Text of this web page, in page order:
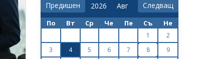
Предишен Следващ
По Вт Ср Че Пе Съ Не
1
2
3
4 5 6 7 8
9